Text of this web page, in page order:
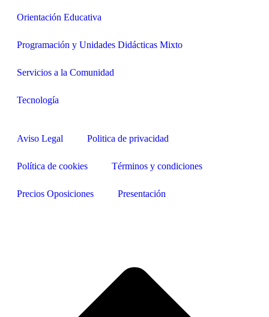
Orientación Educativa
Programación y Unidades Didácticas Mixto
Servicios a la Comunidad
Tecnología
Aviso Legal Politica de privacidad
Política de cookies Términos y condiciones
Precios Oposiciones Presentación